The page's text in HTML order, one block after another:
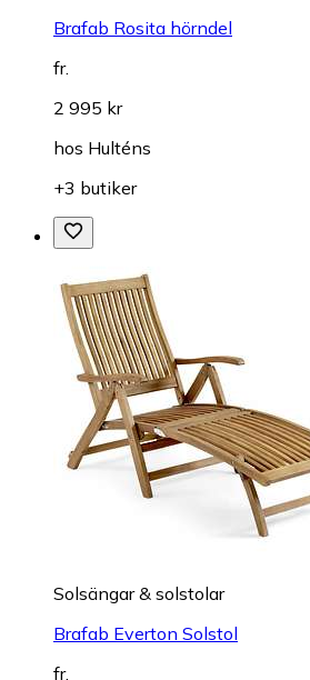
Brafab Rosita hörndel
fr.
2 995 kr
hos Hulténs
+3 butiker
Solsängar & solstolar
Brafab Everton Solstol
fr.